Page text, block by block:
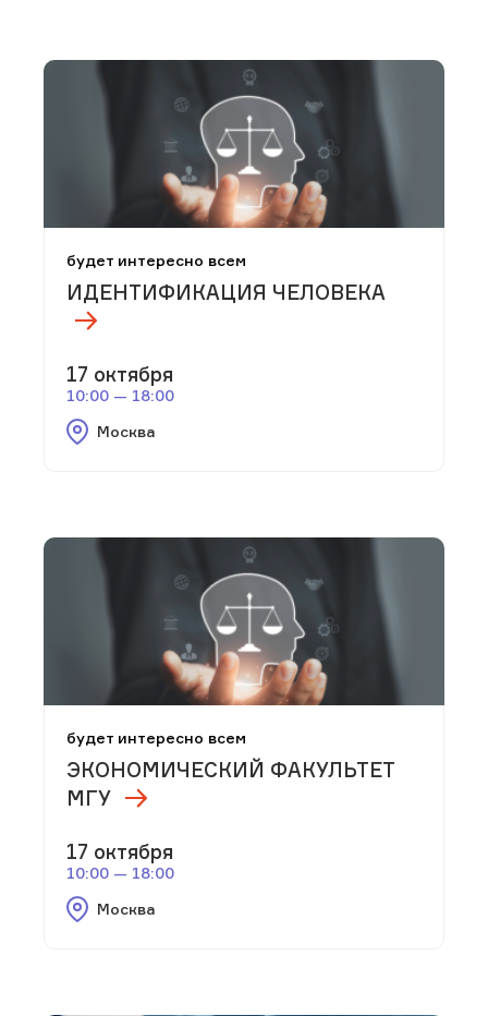
будет интересно всем
ИДЕНТИФИКАЦИЯ ЧЕЛОВЕКА
17 октября
10:00 — 18:00
Москва
будет интересно всем
ЭКОНОМИЧЕСКИЙ ФАКУЛЬТЕТ
МГУ
17 октября
10:00 — 18:00
Москва